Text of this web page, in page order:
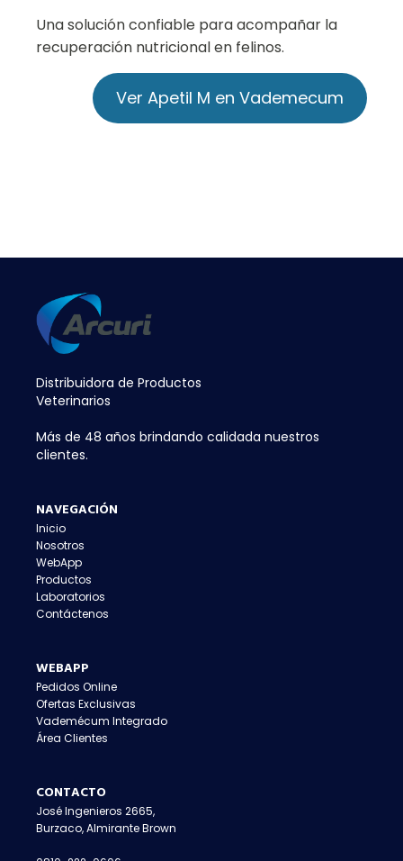
Una solución confiable para acompañar la
recuperación nutricional en felinos.
Ver Apetil M en Vademecum
Distribuidora de Productos
Veterinarios
Más de 48 años brindando calidada nuestros
clientes.
NAVEGACIÓN
Inicio
Nosotros
WebApp
Productos
Laboratorios
Contáctenos
WEBAPP
Pedidos Online
Ofertas Exclusivas
Vademécum Integrado
Área Clientes
CONTACTO
José Ingenieros 2665,
Burzaco, Almirante Brown